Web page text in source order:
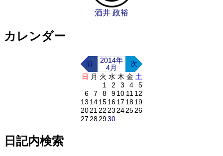
酒井 政裕
カレンダー
前
2014年
4月
次
日 月 火 水 木 金 土
1
2 3 4
5
6
7 8 910 11 12
13 14151617 1819
2021 22 23 242526
27 282930
日記内検索